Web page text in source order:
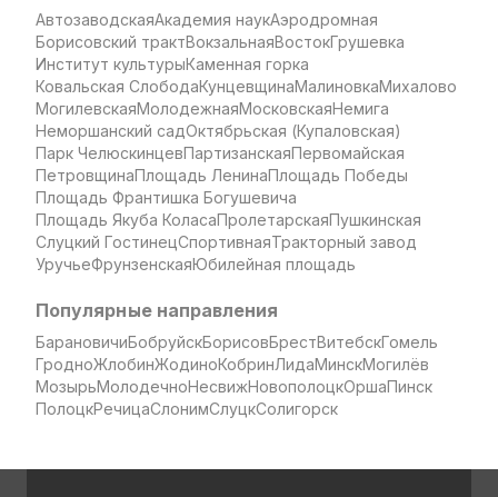
АвтозаводскаяАкадемия наукАэродромная
Борисовский трактВокзальнаяВостокГрушевка
Институт культурыКаменная горка
Ковальская СлободаКунцевщинаМалиновкаМихалово
МогилевскаяМолодежнаяМосковскаяНемига
Неморшанский садОктябрьская (Купаловская)
Парк ЧелюскинцевПартизанскаяПервомайская
ПетровщинаПлощадь ЛенинаПлощадь Победы
Площадь Франтишка Богушевича
Площадь Якуба КоласаПролетарскаяПушкинская
Слуцкий ГостинецСпортивнаяТракторный завод
УручьеФрунзенскаяЮбилейная площадь
Популярные направления
БарановичиБобруйскБорисовБрестВитебскГомель
ГродноЖлобинЖодиноКобринЛидаМинскМогилёв
МозырьМолодечноНесвижНовополоцкОршаПинск
ПолоцкРечицаСлонимСлуцкСолигорск